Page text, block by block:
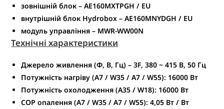
зовнішній блок – AE160MXTPGH / EU
внутрішній блок Hydrobox – AE160MNYDGH / EU
модуль управління – MWR-WW00N
Технічні характеристики
Джерело живлення (Φ, В, Гц) – 3F, 380 ~ 415 В, 50 Гц
Потужність нагріву (A7 / W35 / A7 / W55): 16000 Вт
Потужність охолодження (A35 / W18): 16000 Вт
COP опалення (A7 / W35 / A7 / W55): 4,05 Вт / Вт